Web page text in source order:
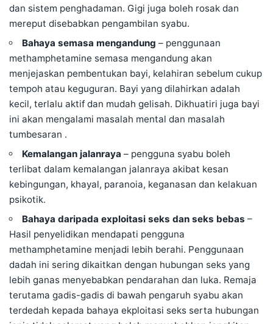
dan sistem penghadaman. Gigi juga boleh rosak dan
mereput disebabkan pengambilan syabu.
Bahaya semasa mengandung – penggunaan
methamphetamine semasa mengandung akan
menjejaskan pembentukan bayi, kelahiran sebelum cukup
tempoh atau keguguran. Bayi yang dilahirkan adalah
kecil, terlalu aktif dan mudah gelisah. Dikhuatiri juga bayi
ini akan mengalami masalah mental dan masalah
tumbesaran .
Kemalangan jalanraya – pengguna syabu boleh
terlibat dalam kemalangan jalanraya akibat kesan
kebingungan, khayal, paranoia, keganasan dan kelakuan
psikotik.
Bahaya daripada exploitasi seks dan seks bebas –
Hasil penyelidikan mendapati pengguna
methamphetamine menjadi lebih berahi. Penggunaan
dadah ini sering dikaitkan dengan hubungan seks yang
lebih ganas menyebabkan pendarahan dan luka. Remaja
terutama gadis-gadis di bawah pengaruh syabu akan
terdedah kepada bahaya ekploitasi seks serta hubungan